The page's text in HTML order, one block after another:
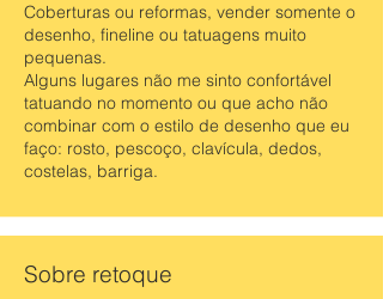
Coberturas ou reformas, vender somente o
desenho, fineline ou tatuagens muito
pequenas.
Alguns lugares não me sinto confortável
tatuando no momento ou que acho não
combinar com o estilo de desenho que eu
faço: rosto, pescoço, clavícula, dedos,
costelas, barriga.
Sobre retoque